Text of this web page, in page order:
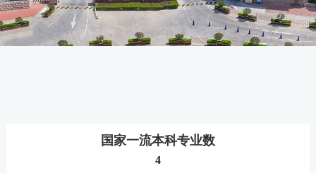
国家一流本科专业数
4